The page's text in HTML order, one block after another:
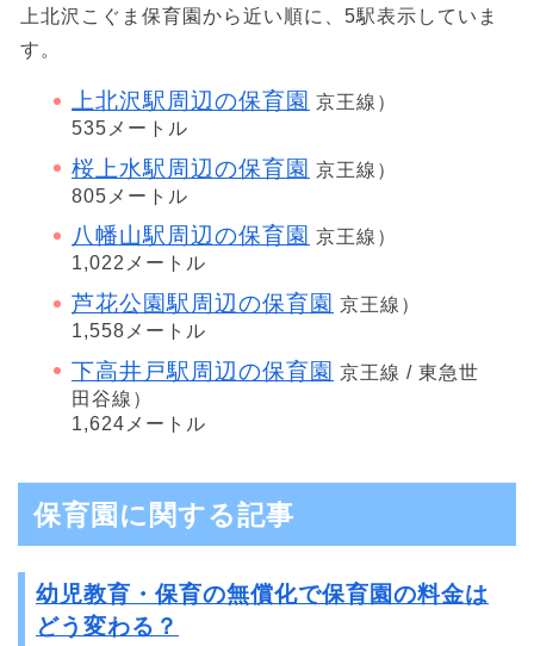
上北沢こぐま保育園から近い順に、5駅表示していま
す。
上北沢駅周辺の保育園 京王線）
535メートル
桜上水駅周辺の保育園 京王線）
805メートル
八幡山駅周辺の保育園 京王線）
1,022メートル
芦花公園駅周辺の保育園 京王線）
1,558メートル
下高井戸駅周辺の保育園 京王線 / 東急世
田谷線）
1,624メートル
保育園に関する記事
幼児教育・保育の無償化で保育園の料金は
どう変わる？